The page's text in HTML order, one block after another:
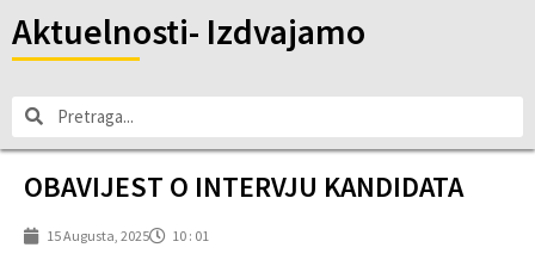
Aktuelnosti- Izdvajamo
OBAVIJEST O INTERVJU KANDIDATA
15 Augusta, 2025 10 : 01